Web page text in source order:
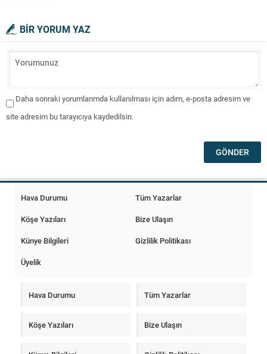
BİR YORUM YAZ
Daha sonraki yorumlarımda kullanılması için adım, e-posta adresim ve
site adresim bu tarayıcıya kaydedilsin.
Hava Durumu
Tüm Yazarlar
Köşe Yazıları
Bize Ulaşın
Künye Bilgileri
Gizlilik Politikası
Üyelik
Hava Durumu Tüm Yazarlar
Köşe Yazıları Bize Ulaşın